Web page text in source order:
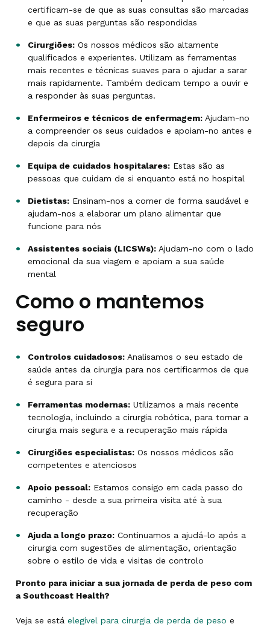
certificam-se de que as suas consultas são marcadas
e que as suas perguntas são respondidas
Cirurgiões: Os nossos médicos são altamente
qualificados e experientes. Utilizam as ferramentas
mais recentes e técnicas suaves para o ajudar a sarar
mais rapidamente. Também dedicam tempo a ouvir e
a responder às suas perguntas.
Enfermeiros e técnicos de enfermagem: Ajudam-no
a compreender os seus cuidados e apoiam-no antes e
depois da cirurgia
Equipa de cuidados hospitalares: Estas são as
pessoas que cuidam de si enquanto está no hospital
Dietistas: Ensinam-nos a comer de forma saudável e
ajudam-nos a elaborar um plano alimentar que
funcione para nós
Assistentes sociais (LICSWs): Ajudam-no com o lado
emocional da sua viagem e apoiam a sua saúde
mental
Como o mantemos
seguro
Controlos cuidadosos: Analisamos o seu estado de
saúde antes da cirurgia para nos certificarmos de que
é segura para si
Ferramentas modernas: Utilizamos a mais recente
tecnologia, incluindo a cirurgia robótica, para tornar a
cirurgia mais segura e a recuperação mais rápida
Cirurgiões especialistas: Os nossos médicos são
competentes e atenciosos
Apoio pessoal: Estamos consigo em cada passo do
caminho - desde a sua primeira visita até à sua
recuperação
Ajuda a longo prazo: Continuamos a ajudá-lo após a
cirurgia com sugestões de alimentação, orientação
sobre o estilo de vida e visitas de controlo
Pronto para iniciar a sua jornada de perda de peso com
a Southcoast Health?
Veja se está elegível para cirurgia de perda de peso e